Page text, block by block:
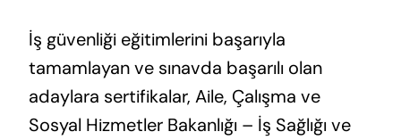
İş güvenliği eğitimlerini başarıyla
tamamlayan ve sınavda başarılı olan
adaylara sertifikalar, Aile, Çalışma ve
Sosyal Hizmetler Bakanlığı – İş Sağlığı ve